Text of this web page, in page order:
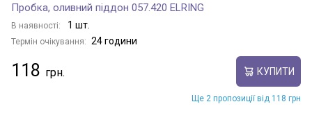
Пробка, оливний піддон 057.420 ELRING
В наявності: 1 шт.
Термін очікування: 24 години
118 КУПИТИ
Ще 2 пропозиції від 118 грн